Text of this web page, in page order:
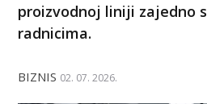
proizvodnoj liniji zajedno
radnicima.
BIZNIS 02. 07. 2026.